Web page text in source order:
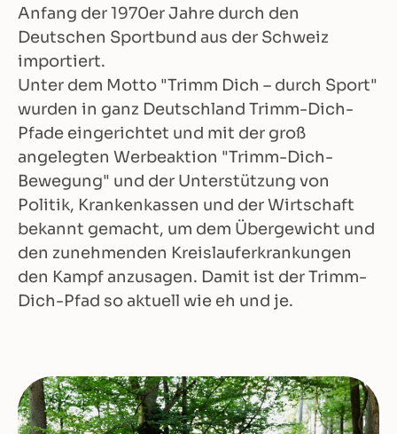
Anfang der 1970er Jahre durch den
Deutschen Sportbund aus der Schweiz
importiert.
Unter dem Motto "Trimm Dich – durch Sport"
wurden in ganz Deutschland Trimm-Dich-
Pfade eingerichtet und mit der groß
angelegten Werbeaktion "Trimm-Dich-
Bewegung" und der Unterstützung von
Politik, Krankenkassen und der Wirtschaft
bekannt gemacht, um dem Übergewicht und
den zunehmenden Kreislauferkrankungen
den Kampf anzusagen. Damit ist der Trimm-
Dich-Pfad so aktuell wie eh und je.